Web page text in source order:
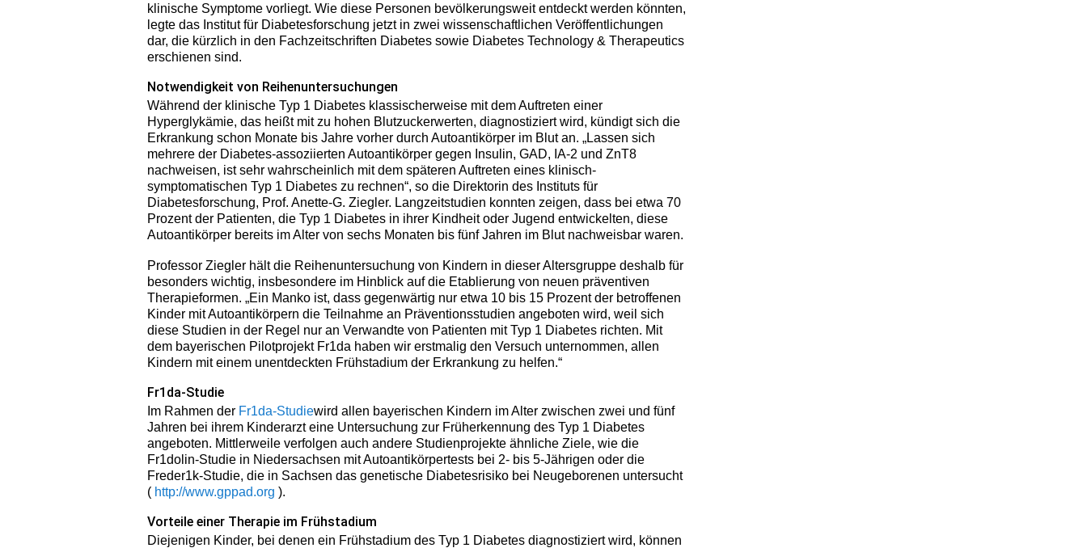
klinische Symptome vorliegt. Wie diese Personen bevölkerungsweit entdeckt werden könnten,
legte das Institut für Diabetesforschung jetzt in zwei wissenschaftlichen Veröffentlichungen
dar, die kürzlich in den Fachzeitschriften Diabetes sowie Diabetes Technology & Therapeutics
erschienen sind.
Notwendigkeit von Reihenuntersuchungen
Während der klinische Typ 1 Diabetes klassischerweise mit dem Auftreten einer
Hyperglykämie, das heißt mit zu hohen Blutzuckerwerten, diagnostiziert wird, kündigt sich die
Erkrankung schon Monate bis Jahre vorher durch Autoantikörper im Blut an. „Lassen sich
mehrere der Diabetes-assoziierten Autoantikörper gegen Insulin, GAD, IA-2 und ZnT8
nachweisen, ist sehr wahrscheinlich mit dem späteren Auftreten eines klinisch-
symptomatischen Typ 1 Diabetes zu rechnen“, so die Direktorin des Instituts für
Diabetesforschung, Prof. Anette-G. Ziegler. Langzeitstudien konnten zeigen, dass bei etwa 70
Prozent der Patienten, die Typ 1 Diabetes in ihrer Kindheit oder Jugend entwickelten, diese
Autoantikörper bereits im Alter von sechs Monaten bis fünf Jahren im Blut nachweisbar waren.
Professor Ziegler hält die Reihenuntersuchung von Kindern in dieser Altersgruppe deshalb für
besonders wichtig, insbesondere im Hinblick auf die Etablierung von neuen präventiven
Therapieformen. „Ein Manko ist, dass gegenwärtig nur etwa 10 bis 15 Prozent der betroffenen
Kinder mit Autoantikörpern die Teilnahme an Präventionsstudien angeboten wird, weil sich
diese Studien in der Regel nur an Verwandte von Patienten mit Typ 1 Diabetes richten. Mit
dem bayerischen Pilotprojekt Fr1da haben wir erstmalig den Versuch unternommen, allen
Kindern mit einem unentdeckten Frühstadium der Erkrankung zu helfen.“
Fr1da-Studie
Im Rahmen der Fr1da-Studiewird allen bayerischen Kindern im Alter zwischen zwei und fünf
Jahren bei ihrem Kinderarzt eine Untersuchung zur Früherkennung des Typ 1 Diabetes
angeboten. Mittlerweile verfolgen auch andere Studienprojekte ähnliche Ziele, wie die
Fr1dolin-Studie in Niedersachsen mit Autoantikörpertests bei 2- bis 5-Jährigen oder die
Freder1k-Studie, die in Sachsen das genetische Diabetesrisiko bei Neugeborenen untersucht
( http://www.gppad.org ).
Vorteile einer Therapie im Frühstadium
Diejenigen Kinder, bei denen ein Frühstadium des Typ 1 Diabetes diagnostiziert wird, können